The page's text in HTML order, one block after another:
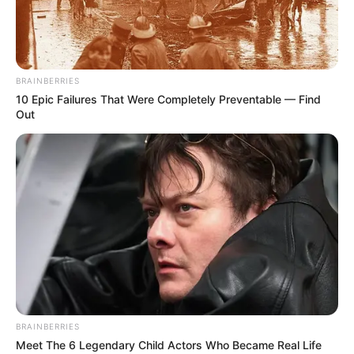
ഫലപ്രദമായി പൊരുതാന്‍ ഫൈസര്‍ വാക്‌സിന്‍
മൂന്ന് ഡോസ് എടുക്കേണ്ടിവരുമെന്ന് പഠനം;
അനുമതി തേടി ഫൈസര്‍
WORLD
യൂറോപ്യന്‍ യൂണിയന്‍ ഗ്രീന്‍ പാസിന് ഇന്ത്യയുടെ
കൊവിഷീല്‍ഡിനെ പിന്തുണച്ച് ബ്രിട്ടന്റെ
പ്രധാനമന്ത്രി ബോറിസ് ജോണ്‍സണ്‍